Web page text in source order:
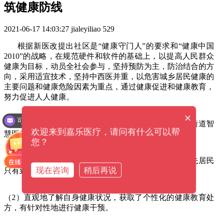
筑健康防线
2021-06-17 14:03:27 jialeyiliao 529
根据新医改提出社区是“健康守门人”的要求和“健康中国
2010”的战略，在规范硬件和软件的基础上，以提高人民群众
健康为目标，动员全社会参与，坚持预防为主，防治结合的方
向，采用适宜技术，坚持中西医并重，以危害城乡居民健康的
主要问题和健康危险因素为重点，通过健康促进和健康教育，
努力促进人人健康。
通过建设健康小屋网络和全科医生平台，打造五星街道智
慧医疗健康服务网络，健康小屋的优势：
（1）建立了居民主动关注自身健康的渠道，弥补了原先居民
只有到医院进行体检才能了解自身健康的遗憾。
（2）直观地了解自身健康状况，获取了个性化的健康教育处
方，有针对性地进行健康干预。
×
欢迎来到嘉乐医疗，请问有什么可以帮
您？
现在咨询 稍后再说